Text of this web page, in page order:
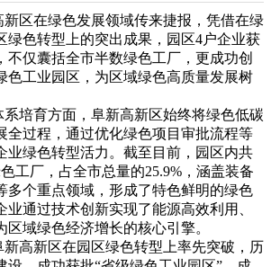
新区在绿色发展领域传来捷报，凭借在绿
绿色转型上的突出成果，园区4户企业获
不仅囊括全市半数绿色工厂，更成功创
色工业园区，为区域绿色高质量发展树
培育方面，阜新高新区始终将绿色低碳
全过程，通过优化绿色项目审批流程等
业绿色转型活力。截至目前，园区内共
工厂，占全市总量的25.9%，涵盖装备
多个重点领域，形成了特色鲜明的绿色
业通过技术创新实现了能源高效利用、
区域绿色经济增长的核心引擎。
新高新区在园区绿色转型上率先突破，历